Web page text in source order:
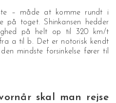
– måde at komme rundt i
på toget. Shinkansen hedder
på helt op til 320 km/t
a til b. Det er notorisk kendt
mindste forsinkelse fører til
skal man rejse